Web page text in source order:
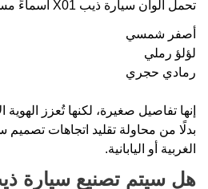
تحمل ألوان سيارة ذيب X01 أسماءً مستوحاة من اللغة العربية:
أصفر شمسي
لؤلؤ رملي
رمادي حجري
إنها تفاصيل صغيرة، لكنها تُعزز الهوية
بدلًا من محاولة تقليد اتجاهات تصميم
الغربية أو اليابانية.